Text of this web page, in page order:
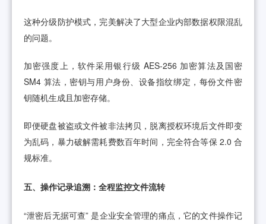
这种分级防护模式，完美解决了大型企业内部数据权限混乱
的问题。
加密强度上，软件采用银行级 AES-256 加密算法及国密
SM4 算法，密钥与用户身份、设备指纹绑定，每份文件密
钥随机生成且加密存储。
即便硬盘被盗或文件被非法拷贝，脱离授权环境后文件即变
为乱码，暴力破解需耗费数百年时间，完全符合等保 2.0 合
规标准。
五、操作记录追溯：全程监控文件流转
“泄密后无据可查” 是企业安全管理的痛点，它的文件操作记